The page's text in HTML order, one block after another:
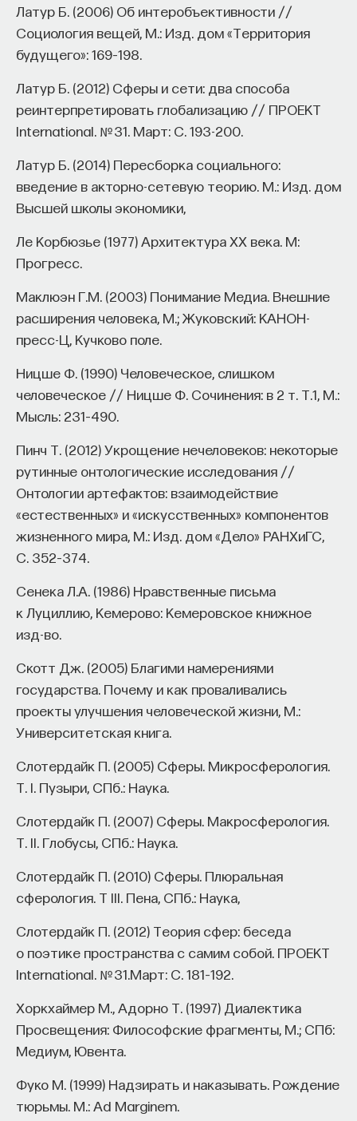
Латур Б. (2006) Об интеробъективности //
Социология вещей, М.: Изд. дом «Территория
будущего»: 169–198.
Латур Б. (2012) Сферы и сети: два способа
реинтерпретировать глобализацию // ПРОЕКТ
International. № 31. Март: С. 193-200.
Латур Б. (2014) Пересборка социального:
введение в акторно-сетевую теорию. М.: Изд. дом
Высшей школы экономики,
Ле Корбюзье (1977) Архитектура XX века. М:
Прогресс.
Маклюэн Г.М. (2003) Понимание Медиа. Внешние
расширения человека, М.; Жуковский: КАНОН-
пресс-Ц, Кучково поле.
Ницше Ф. (1990) Человеческое, слишком
человеческое // Ницше Ф. Сочинения: в 2 т. Т.1, М.:
Мысль: 231–490.
Пинч Т. (2012) Укрощение нечеловеков: некоторые
рутинные онтологические исследования //
Онтологии артефактов: взаимодействие
«естественных» и «искусственных» компонентов
жизненного мира, М.: Изд. дом «Дело» РАНХиГС,
С. 352–374.
Сенека Л.А. (1986) Нравственные письма
к Луциллию, Кемерово: Кемеровское книжное
изд-во.
Скотт Дж. (2005) Благими намерениями
государства. Почему и как проваливались
проекты улучшения человеческой жизни, М.:
Университетская книга.
Слотердайк П. (2005) Сферы. Микросферология.
Т. I. Пузыри, СПб.: Наука.
Слотердайк П. (2007) Сферы. Макросферология.
Т. II. Глобусы, СПб.: Наука.
Слотердайк П. (2010) Сферы. Плюральная
сферология. Т III. Пена, СПб.: Наука,
Слотердайк П. (2012) Теория сфер: беседа
о поэтике пространства с самим собой. ПРОЕКТ
International. № 31.Март: С. 181–192.
Хоркхаймер М., Адорно Т. (1997) Диалектика
Просвещения: Философские фрагменты, М.; СПб:
Медиум, Ювента.
Фуко М. (1999) Надзирать и наказывать. Рождение
тюрьмы. М.: Ad Marginem.